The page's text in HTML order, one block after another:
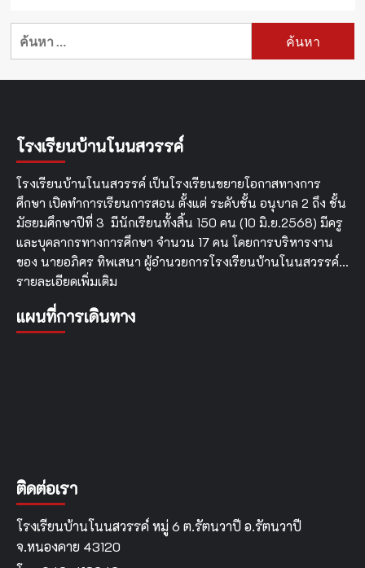
ค้นหา
โรงเรียนบ้านโนนสวรรค์
โรงเรียนบ้านโนนสวรรค์ เป็นโรงเรียนขยายโอกาสทางการ
ศึกษา เปิดทำการเรียนการสอน ตั้งแต่ ระดับชั้น อนุบาล 2 ถึง ชั้น
มัธยมศึกษาปีที่ 3 มีนักเรียนทั้งสิ้น 150 คน (10 มิ.ย.2568) มีครู
และบุคลากรทางการศึกษา จำนวน 17 คน โดยการบริหารงาน
ของ นายอภิศร ทิพเสนา ผู้อำนวยการโรงเรียนบ้านโนนสวรรค์…
รายละเอียดเพิ่มเติม
แผนที่การเดินทาง
ติดต่อเรา
โรงเรียนบ้านโนนสวรรค์ หมู่ 6 ต.รัตนวาปี อ.รัตนวาปี
จ.หนองคาย 43120